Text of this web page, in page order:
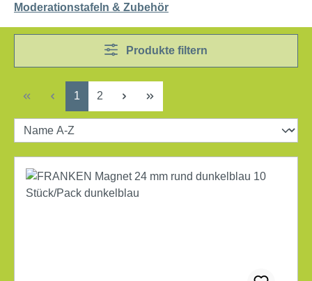
Moderationstafeln & Zubehör
Produkte filtern
Seite
1 Seite
2